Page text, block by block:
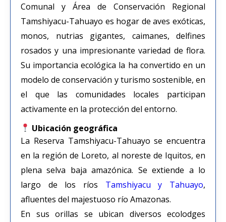
Comunal y Área de Conservación Regional
Tamshiyacu-Tahuayo es hogar de aves exóticas,
monos, nutrias gigantes, caimanes, delfines
rosados y una impresionante variedad de flora.
Su importancia ecológica la ha convertido en un
modelo de conservación y turismo sostenible, en
el que las comunidades locales participan
activamente en la protección del entorno.
Ubicación geográfica
La Reserva Tamshiyacu-Tahuayo se encuentra
en la región de Loreto, al noreste de Iquitos, en
plena selva baja amazónica. Se extiende a lo
largo de los ríos Tamshiyacu y Tahuayo,
afluentes del majestuoso río Amazonas.
En sus orillas se ubican diversos ecolodges